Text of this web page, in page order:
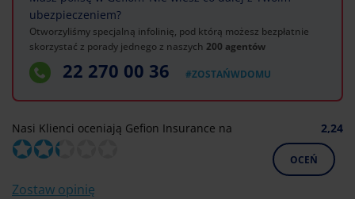
ubezpieczeniem?
Otworzyliśmy specjalną infolinię, pod którą możesz bezpłatnie
skorzystać z porady jednego z naszych 200 agentów
22 270 00 36 #ZOSTAŃWDOMU
Nasi Klienci oceniają Gefion Insurance na 2,24
OCEŃ
Zostaw opinię